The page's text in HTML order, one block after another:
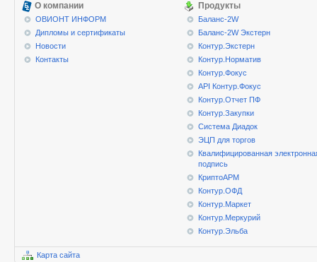
О компании
ОВИОНТ ИНФОРМ
Дипломы и сертификаты
Новости
Контакты
Продукты
Баланс-2W
Баланс-2W Экстерн
Контур.Экстерн
Контур.Норматив
Контур.Фокус
API Контур.Фокус
Контур.Отчет ПФ
Контур.Закупки
Система Диадок
ЭЦП для торгов
Квалифицированная
подпись
КриптоАРМ
Контур.ОФД
Контур.Маркет
Контур.Меркурий
Контур.Эльба
Карта сайта